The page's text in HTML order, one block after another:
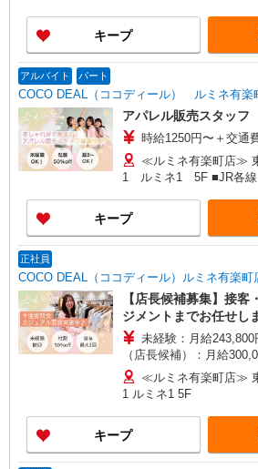
急西宮ガーデンズ店 ル
番街店／ミナモア広島店
リアプラザ店 ▽他、詳しくは備考をご参照くださ
口(約2分) ■有楽町(ＪＲ
キープ
アルバイト パート
COCO DEAL（ココディール） ルミネ有楽
アパレル販売スタッフ
時給1250円〜＋交通
≪ルミネ有楽町店≫
1 ルミネ1 5F ■JR各線
キープ
正社員
COCO DEAL（ココディール）ルミネ有楽町
【店長候補募集】接
ジメントまでお任せし
未経験：月給
（店長候補）：月給
270,000円〜 ★固定残業
含む） ※経験・能力考慮 ※固定残業時間は1ヶ月
あたり20時間、超過時
3万円まで交通費支給 ※
同条件 【手当】固定残業手当／資格手当／店舗職
制手当／住宅手当（実家
≪ルミネ有楽町店≫
1 ルミネ1 5F
キープ